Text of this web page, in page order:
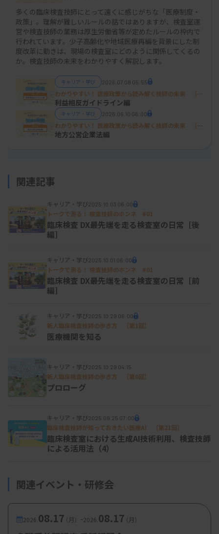
給与額（月額給与）および年間賞与は年齢を重ねる
ほどに増加し、60歳を境に減少します。これは60歳
での定年や役職定年が影響していると考えられま
す。また、経験年数別より、年数が増えるほどに月
額給与と年間賞与が上昇し、年齢別の傾向と合わせ
て、日本の年功序列型人事制度の影響が色濃く出て
います。技術職でありながらもスキルに応じた報酬
体系の設計が難しいのがみて取れます。
に比べて低く、継続年数の違いがその背景にあると
推測されます。規模別では1000人を超える医療機関
が月額給与・年間賞与ともに高く安定しており、10
～99人と100～999人との比較では、月額給与に大
経営主体別では、国や自治体、公的病院にて、給与
年額・年間賞与ともに高く、民間である医療法人と
は約150万円近い差が出ていることが分かります。
そして、賃金構造基本統計調査における全145職種
番目に高く、勤続年数は84番目に長くなっている一
方で、女性においては、月額給与は34番目に高く、
勤続年数は18番目に長いというデータとなっていま
番目に継続年数が長いというデータもあり、一定レ
ベルの続けやすさがあると考えられます。相対的に
みて、臨床検査技師は女性の中でも魅力的な職種の
多くの臨床検査技師にとって遠くに感じがちな「医療制度・
政策」。理解が難しいルールの話ではありますが、検査室運
営や検査技師の業務は厚生労働省等が定めたルールの枠内で
行われています。少子高齢化や地域医療再編を背景にした制
度改革に動きは、現場の検査室にどのように関係してくるの
か。検査技師の未来をわかりやすく解説します。
キャリア・学び 2026.07.08 05:55
わかりやすい！ 医療政策から読み解く技師の未来 ［第
31回］
利益相反ガイドライン編
キャリア・学び 2026.06.10 06:00
わかりやすい！ 医療政策から読み解く技師の未来 ［第
30回］
地方公営企業法編
関連記事
キャリア・学び2025.10.03 06:00
トークで測る！ 検査技師のホンネ #01
臨床検査 DX――最先端を走る検査室の日常［後
編］
キャリア・学び2025.10.01 06:00
トークで測る！ 検査技師のホンネ #01
臨床検査 DX――最先端を走る検査室の日常［前
編］
キャリア・学び2025.10.29 06:00
新人臨床検査技師の歩き方 ［第1回］
医療機関を知る
キャリア・学び2025.10.29 04:15
新人臨床検査技師の歩き方 ［第0回］
プロローグ
キャリア・学び2025.09.25 07:00
臨床検査技師が知っておきたい医療AI ［第21回］
臨床検査室における生成AI技術利用、検査技師
による活用法（4）
関連イベント・研修会
2026. 08.17（月） -2026. 08.17（月）